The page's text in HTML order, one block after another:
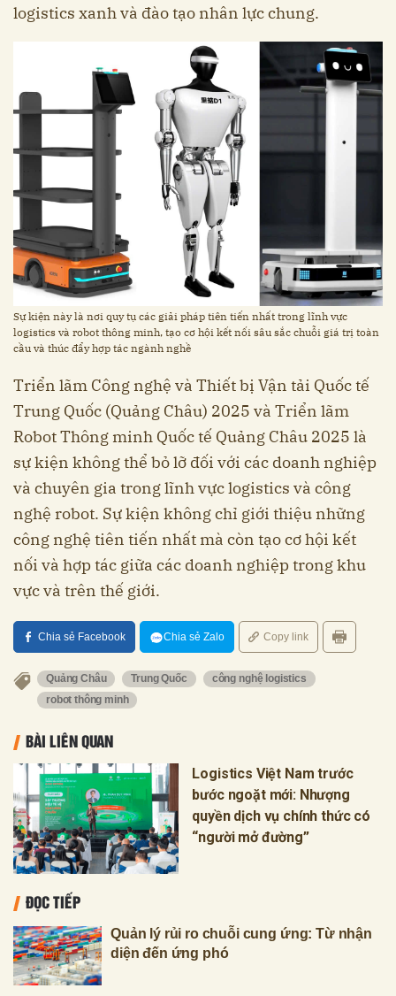
logistics xanh và đào tạo nhân lực chung.
Sự kiện này là nơi quy tụ các giải pháp tiên tiến nhất trong lĩnh vực
logistics và robot thông minh, tạo cơ hội kết nối sâu sắc chuỗi giá trị toàn
cầu và thúc đẩy hợp tác ngành nghề
Triển lãm Công nghệ và Thiết bị Vận tải Quốc tế
Trung Quốc (Quảng Châu) 2025 và Triển lãm
Robot Thông minh Quốc tế Quảng Châu 2025 là
sự kiện không thể bỏ lỡ đối với các doanh nghiệp
và chuyên gia trong lĩnh vực logistics và công
nghệ robot. Sự kiện không chỉ giới thiệu những
công nghệ tiên tiến nhất mà còn tạo cơ hội kết
nối và hợp tác giữa các doanh nghiệp trong khu
vực và trên thế giới.
Chia sẻ Facebook Chia sẻ Zalo Copy link
Quảng Châu Trung Quốc
công nghệ logistics
robot thông minh
BÀI LIÊN QUAN
Logistics Việt Nam trước
bước ngoặt mới: Nhượng
quyền dịch vụ chính thức có
“người mở đường”
ĐỌC TIẾP
Quản lý rủi ro chuỗi cung ứng: Từ nhận
diện đến ứng phó